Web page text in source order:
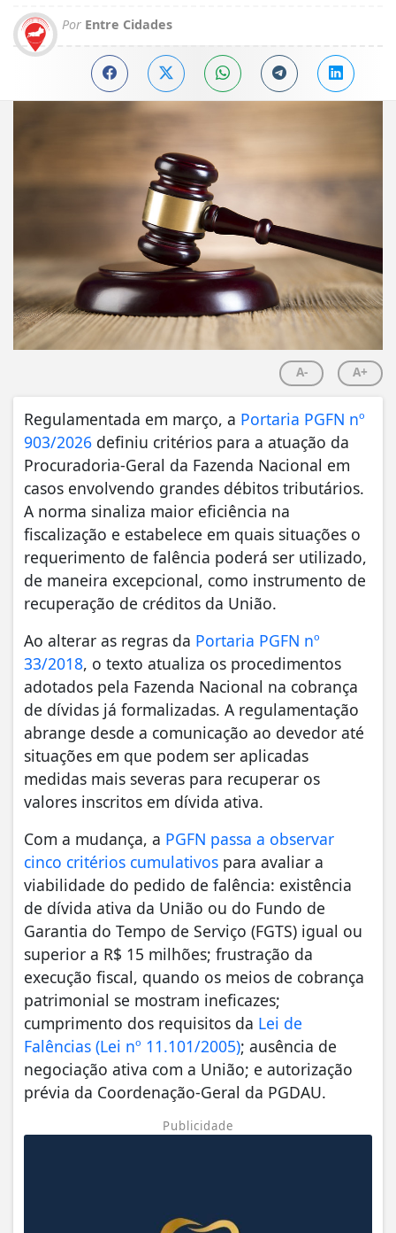
Por Entre Cidades
A- A+
Regulamentada em março, a Portaria PGFN nº
903/2026 definiu critérios para a atuação da
Procuradoria-Geral da Fazenda Nacional em
casos envolvendo grandes débitos tributários.
A norma sinaliza maior eficiência na
fiscalização e estabelece em quais situações o
requerimento de falência poderá ser utilizado,
de maneira excepcional, como instrumento de
recuperação de créditos da União.
Ao alterar as regras da Portaria PGFN nº
33/2018, o texto atualiza os procedimentos
adotados pela Fazenda Nacional na cobrança
de dívidas já formalizadas. A regulamentação
abrange desde a comunicação ao devedor até
situações em que podem ser aplicadas
medidas mais severas para recuperar os
valores inscritos em dívida ativa.
Com a mudança, a PGFN passa a observar
cinco critérios cumulativos para avaliar a
viabilidade do pedido de falência: existência
de dívida ativa da União ou do Fundo de
Garantia do Tempo de Serviço (FGTS) igual ou
superior a R$ 15 milhões; frustração da
execução fiscal, quando os meios de cobrança
patrimonial se mostram ineficazes;
cumprimento dos requisitos da Lei de
Falências (Lei nº 11.101/2005); ausência de
negociação ativa com a União; e autorização
prévia da Coordenação-Geral da PGDAU.
Publicidade